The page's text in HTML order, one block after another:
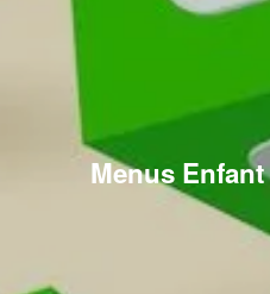
Menus Enfant